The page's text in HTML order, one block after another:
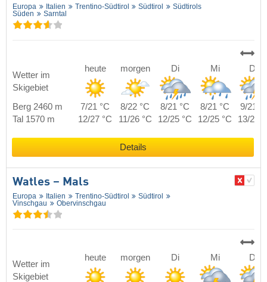
Europa Italien Trentino-Südtirol Südtirol
Südtirols
Süden
Sarntal
Wetter im
Skigebiet
heute morgen Di Mi Do
Berg 2460 m 7/21 °C 8/22 °C 8/21 °C 8/21 °C
9/21
Tal 1570 m
12/27 °C 11/26 °C 12/25 °C 12/25 °C 13/24
Details
Watles – Mals
Europa Italien Trentino-Südtirol
Südtirol
Vinschgau
Obervinschgau
Wetter im
Skigebiet
heute morgen Di Mi Do